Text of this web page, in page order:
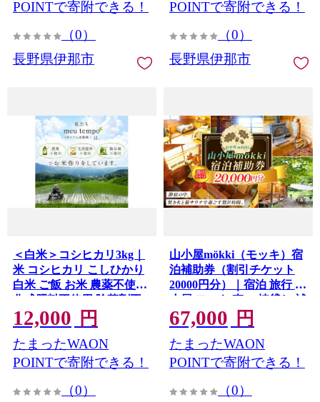
POINTで寄附できる！
（0）
長野県伊那市
POINTで寄附できる！
（0）
長野県伊那市
＜白米＞コシヒカリ3kg｜
米 コシヒカリ こしひかり
白米 ご飯 お米 農薬不使用
化成肥料不使用 除草剤不
使用 伊那 伊那産 長野県
【012-87】
12,000 円
たまったWAON
POINTで寄附できる！
（0）
山小屋mökki（モッキ）宿
泊補助券（割引チケット
20000円分）｜宿泊 旅行 山
小屋 モッキ 森 一棟貸し 補
助券 伊那 信州 泊まり 自然
体験 割引チケット チケッ
ト ふるさと納税 【067-
06】
67,000 円
たまったWAON
POINTで寄附できる！
（0）